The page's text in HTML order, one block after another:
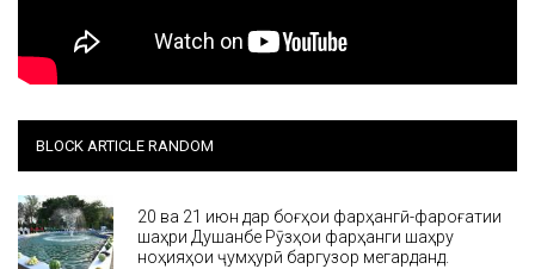
BLOCK ARTICLE RANDOM
20 ва 21 июн дар боғҳои фарҳангӣ-фароғатии
шаҳри Душанбе Рӯзҳои фарҳанги шаҳру
ноҳияҳои ҷумҳурӣ баргузор мегарданд.